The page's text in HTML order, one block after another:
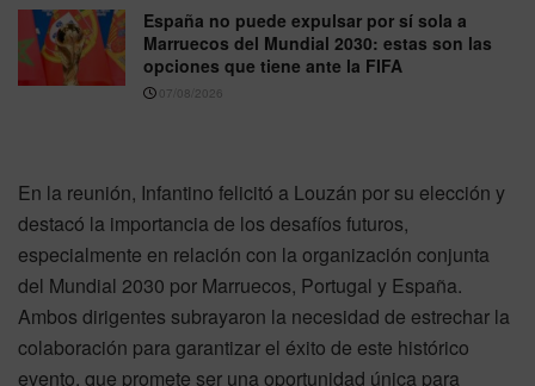
España no puede expulsar por sí sola a
Marruecos del Mundial 2030: estas son las
opciones que tiene ante la FIFA
07/08/2026
En la reunión, Infantino felicitó a Louzán por su elección y
destacó la importancia de los desafíos futuros,
especialmente en relación con la organización conjunta
del Mundial 2030 por Marruecos, Portugal y España.
Ambos dirigentes subrayaron la necesidad de estrechar la
colaboración para garantizar el éxito de este histórico
evento, que promete ser una oportunidad única para